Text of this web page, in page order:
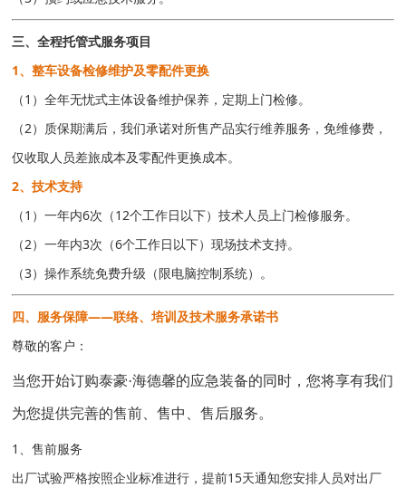
三、全程托管式服务项目
1、整车设备检修维护及零配件更换
（1）全年无忧式主体设备维护保养，定期上门检修。
（2）质保期满后，我们承诺对所售产品实行维养服务，免维修费，
仅收取人员差旅成本及零配件更换成本。
2、技术支持
（1）一年内6次（12个工作日以下）技术人员上门检修服务。
（2）一年内3次（6个工作日以下）现场技术支持。
（3）操作系统免费升级（限电脑控制系统）。
四、服务保障——联络、培训及技术服务承诺书
尊敬的客户：
当您开始订购泰豪·海德馨的应急装备的同时，您将享有我们
为您提供完善的售前、售中、售后服务。
1、售前服务
出厂试验严格按照企业标准进行，提前15天通知您安排人员对出厂